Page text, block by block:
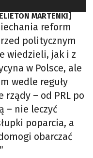
MARTENKI]
reform
politycznym
wiedzieli, jak i z
w Polsce, ale
wedle reguły
rządy – od PRL po
– nie leczyć
poparcia, a
obarczać